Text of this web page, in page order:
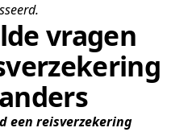
vragen
een reisverzekering